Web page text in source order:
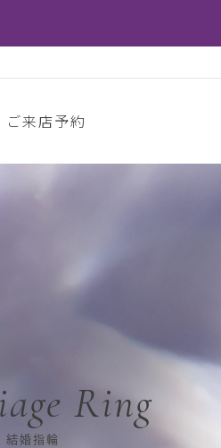
ご来店予約
Ring
結婚指輪